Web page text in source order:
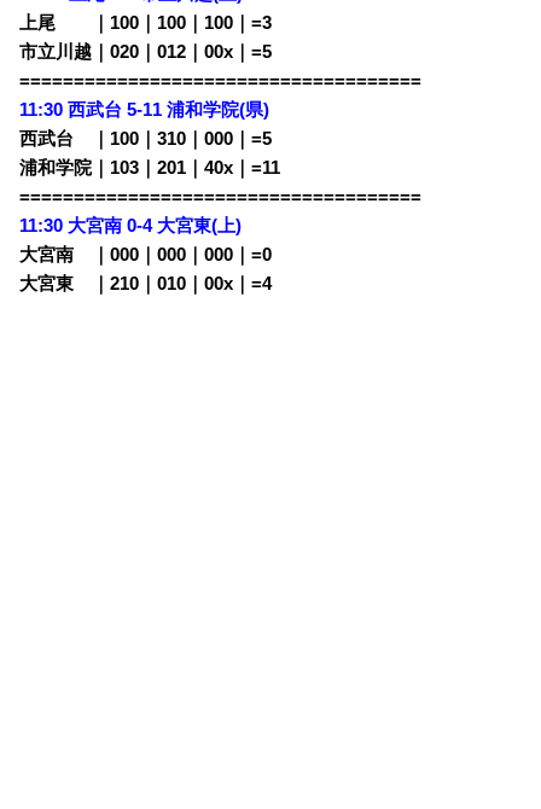
上尾 ｜100｜100｜100｜=3
市立川越｜020｜012｜00x｜=5
=====================================
11:30 西武台 5-11 浦和学院(県)
西武台 ｜100｜310｜000｜=5
浦和学院｜103｜201｜40x｜=11
=====================================
11:30 大宮南 0-4 大宮東(上)
大宮南 ｜000｜000｜000｜=0
大宮東 ｜210｜010｜00x｜=4